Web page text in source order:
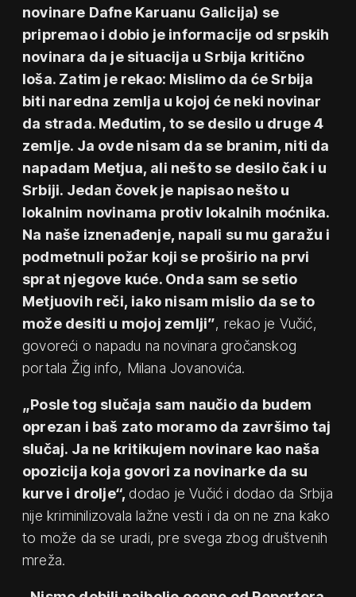
novinare Dafne Karuanu Galicija) se
pripremao i dobio je informacije od srpskih
novinara da je situacija u Srbija kritično
loša. Zatim je rekao: Mislimo da će Srbija
biti naredna zemlja u kojoj će neki novinar
da strada. Međutim, to se desilo u druge 4
zemlje. Ja ovde nisam da se branim, niti da
napadam Metjua, ali nešto se desilo čak i u
Srbiji. Jedan čovek je napisao nešto u
lokalnim novinama protiv lokalnih moćnika.
Na naše iznenađenje, napali su mu garažu i
podmetnuli požar koji se proširio na prvi
sprat njegove kuće. Onda sam se setio
Metjuovih reči, iako nisam mislio da se to
može desiti u mojoj zemlji”, rekao je Vučić,
govoreći o napadu na novinara gročanskog
portala Žig info, Milana Jovanovića.
„Posle tog slučaja sam naučio da budem
oprezan i baš zato moramo da završimo taj
slučaj. Ja ne kritikujem novinare kao naša
opozicija koja govori za novinarke da su
kurve i drolje“,dodao je Vučić i dodao da Srbija
nije kriminilizovala lažne vesti i da on ne zna kako
to može da se uradi, pre svega zbog društvenih
mreža.